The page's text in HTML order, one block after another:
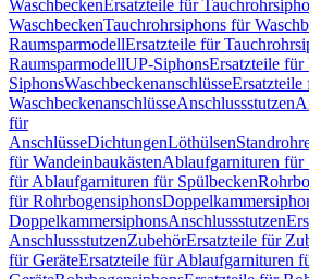
WaschbeckenErsatzteile für
WaschbeckenTauchrohrsiphons für
RaumsparmodellErsatzteile für
RaumsparmodellUP-SiphonsErsatzteile für
SiphonsWaschbeckenanschlüsseErsatzteile
WaschbeckenanschlüsseAnschlussstutzen
für
AnschlüsseDichtungenLöthülsen
für WandeinbaukästenAblaufgarnituren für
für Ablaufgarnituren für Spülbecken
für Rohrbogensiphons
DoppelkammersiphonsAnschlussstutzen
AnschlussstutzenZubehörErsatzteile für
für GeräteErsatzteile für Ablaufgarnituren